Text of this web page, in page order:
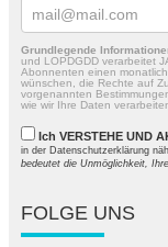
Grundlegende
und LOPDGDD verarbeitet
Abonnenten einen
wünschen, die Rechte auf
vorgenannten
wie wir Ihre Daten
Ich VERSTEHE UND
in der Datenschutzerklärung
bedeutet die Unmöglichkeit,
FOLGE UNS